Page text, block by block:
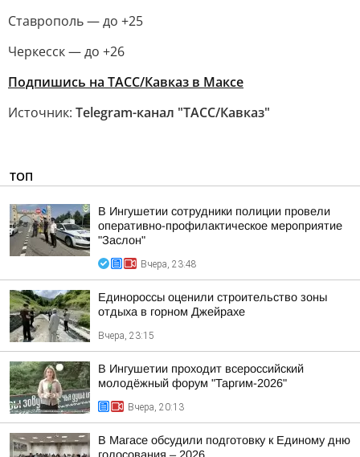
Ставрополь — до +25
Черкесск — до +26
Подпишись на ТАСС/Кавказ в Максе
Источник: Telegram-канал "ТАСС/Кавказ"
ТОП
В Ингушетии сотрудники полиции провели
оперативно-профилактическое мероприятие
"Заслон"
Вчера, 23:48
Единороссы оценили строительство зоны
отдыха в горном Джейрахе
Вчера, 23:15
В Ингушетии проходит всероссийский
молодёжный форум "Таргим-2026"
Вчера, 20:13
В Магасе обсудили подготовку к Единому дню